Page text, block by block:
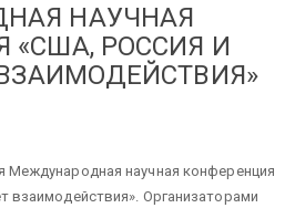
НАУЧНАЯ
«США, РОССИЯ И
Международная научная конференция
взаимодействия». Организаторами